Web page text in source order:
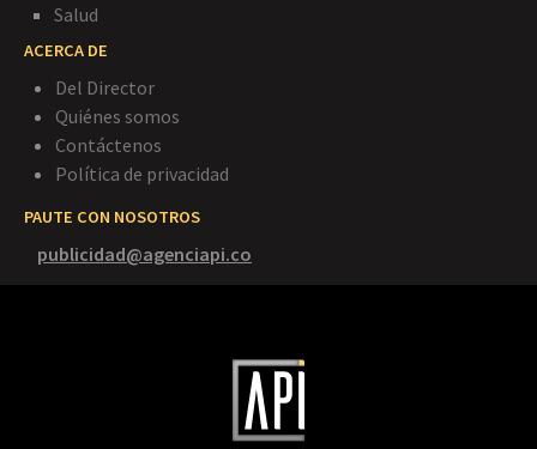
Salud
ACERCA DE
Del Director
Quiénes somos
Contáctenos
Política de privacidad
PAUTE CON NOSOTROS
publicidad@agenciapi.co